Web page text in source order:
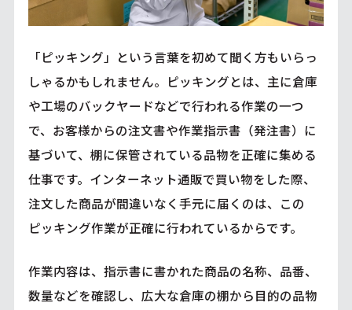
「ピッキング」という言葉を初めて聞く方もいらっ
しゃるかもしれません。ピッキングとは、主に倉庫
や工場のバックヤードなどで行われる作業の一つ
で、お客様からの注文書や作業指示書（発注書）に
基づいて、棚に保管されている品物を正確に集める
仕事です。インターネット通販で買い物をした際、
注文した商品が間違いなく手元に届くのは、この
ピッキング作業が正確に行われているからです。
作業内容は、指示書に書かれた商品の名称、品番、
数量などを確認し、広大な倉庫の棚から目的の品物